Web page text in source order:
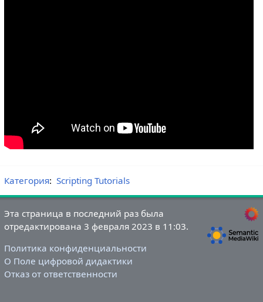
Категория: Scripting Tutorials
Эта страница в последний раз была
отредактирована 3 февраля 2023 в 11:03.
Политика конфиденциальности
О Поле цифровой дидактики
Отказ от ответственности